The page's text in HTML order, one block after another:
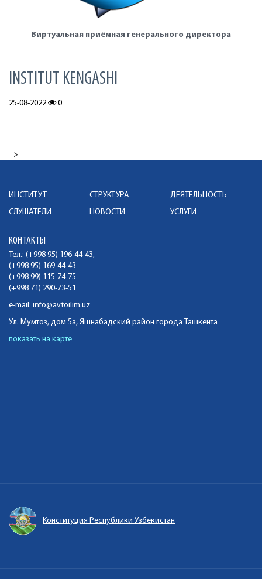
Виртуальная приёмная генерального директора
INSTITUT KENGASHI
25-08-2022 0
-->
ИНСТИТУТ СТРУКТУРА
ДЕЯТЕЛЬНОСТЬ
СЛУШАТЕЛИ
НОВОСТИ УСЛУГИ
КОНТАКТЫ
Тел.: (+998 95) 196-44-43,
(+998 95) 169-44-43
(+998 99) 115-74-75
(+998 71) 290-73-51
e-mail: info@avtoilim.uz
Ул. Мумтоз, дом 5а, Яшнабадский район города Ташкента
показать на карте
Конституция Республики Узбекистан